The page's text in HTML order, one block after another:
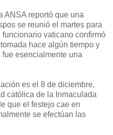
ANSA reportó que una
se reunió el martes para
vaticano confirmó
hace algún tiempo y
esencialmente una
es el 8 de diciembre,
católica de la Inmaculada
que el festejo cae en
se efectúan las